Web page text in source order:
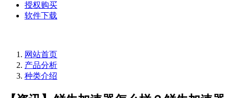
授权购买
软件下载
网站首页
产品分析
种类介绍